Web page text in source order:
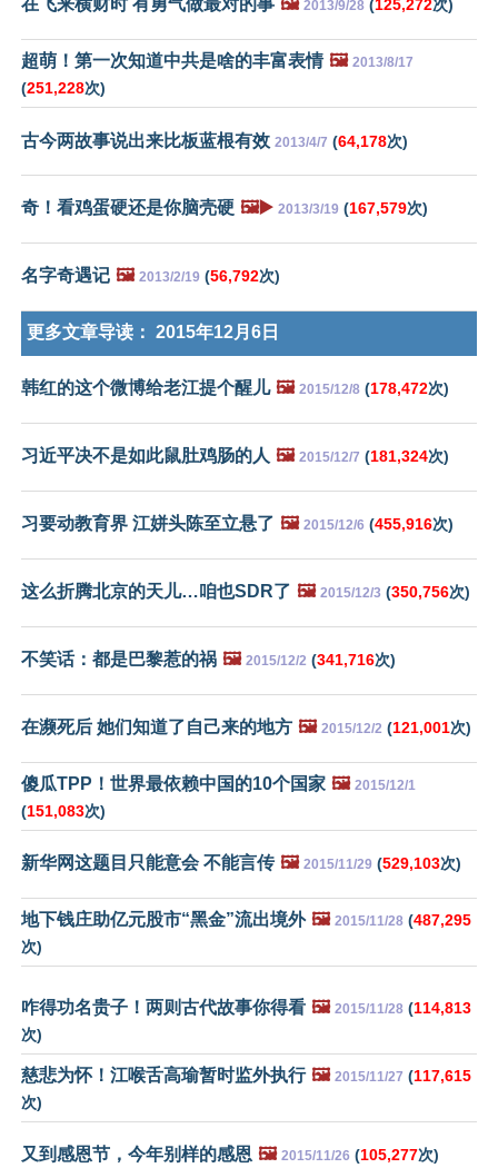
2013/9/28 (125,272次)
超萌！第一次知道中共是啥的丰富表情 🖼️ 2013/8/17
(251,228次)
古今两故事说出来比板蓝根有效 2013/4/7 (64,178次)
奇！看鸡蛋硬还是你脑壳硬 🖼️▶️ 2013/3/19 (167,579次)
名字奇遇记 🖼️ 2013/2/19 (56,792次)
更多文章导读： 2015年12月6日
韩红的这个微博给老江提个醒儿 🖼️ 2015/12/8 (178,472次)
习近平决不是如此鼠肚鸡肠的人 🖼️ 2015/12/7 (181,324次)
习要动教育界 江姘头陈至立悬了 🖼️ 2015/12/6 (455,916次)
这么折腾北京的天儿…咱也SDR了 🖼️ 2015/12/3 (350,756次)
不笑话：都是巴黎惹的祸 🖼️ 2015/12/2 (341,716次)
在濒死后 她们知道了自己来的地方 🖼️ 2015/12/2 (121,001次)
傻瓜TPP！世界最依赖中国的10个国家 🖼️ 2015/12/1
(151,083次)
新华网这题目只能意会 不能言传 🖼️ 2015/11/29 (529,103次)
地下钱庄助亿元股市“黑金”流出境外 🖼️ 2015/11/28 (487,295
次)
咋得功名贵子！两则古代故事你得看 🖼️ 2015/11/28 (114,813
次)
慈悲为怀！江喉舌高瑜暂时监外执行 🖼️ 2015/11/27 (117,615
次)
又到感恩节，今年别样的感恩 🖼️ 2015/11/26 (105,277次)